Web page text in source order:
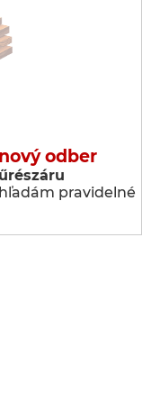
odber
pravidelné